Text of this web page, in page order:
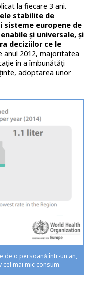
la fiecare 3 ani.
stabilite de
sisteme europene de
și universale, și
deciziilor ce le
anul 2012, majoritatea
în a îmbunătăți
adoptarea unor
de o persoană într-un an,
cel mai mic consum.